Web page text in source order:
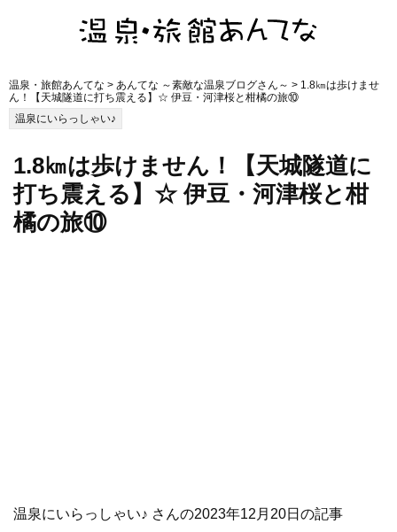
温泉・旅館あんてな > あんてな ～素敵な温泉ブログさん～ > 1.8㎞は歩けませ
ん！【天城隧道に打ち震える】☆ 伊豆・河津桜と柑橘の旅⑩
温泉にいらっしゃい♪
1.8㎞は歩けません！【天城隧道に
打ち震える】☆ 伊豆・河津桜と柑
橘の旅⑩
温泉にいらっしゃい♪ さんの2023年12月20日の記事